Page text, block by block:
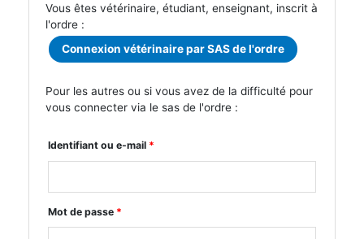
Vous êtes vétérinaire, étudiant, enseignant, inscrit à
l'ordre :
Connexion vétérinaire par SAS de l'ordre
Pour les autres ou si vous avez de la difficulté pour
vous connecter via le sas de l'ordre :
Identifiant ou e-mail *
Mot de passe *